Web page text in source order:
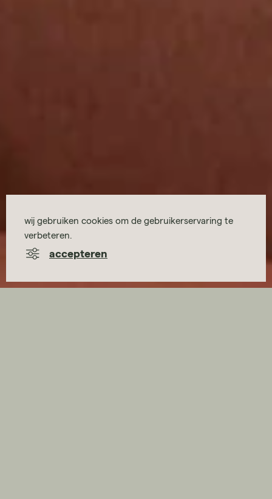
wij gebruiken cookies om de gebruikerservaring te
verbeteren.
accepteren